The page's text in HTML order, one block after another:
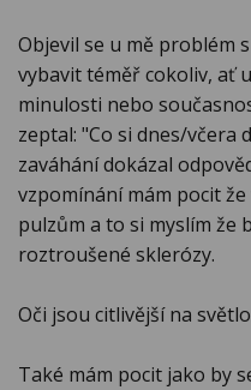
Objevil se u mě problém
vybavit téměř cokoliv, ať
minulosti nebo
zeptal: "Co si dnes/včera
zaváhání dokázal
vzpomínání mám pocit
pulzům a to si myslím že
roztroušené sklerózy.
Oči jsou citlivější na
Také mám pocit jako by